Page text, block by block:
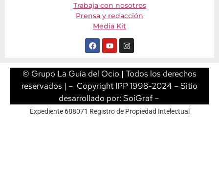
Trabaja con nosotros
Prensa y redacción
Media Kit
© Grupo La Guía del Ocio | Todos los derechos
reservados | – Copyright IPP 1998-2024 – Sitio
desarrollado por: SoiGraf–
Expediente 688071 Registro de Propiedad Intelectual